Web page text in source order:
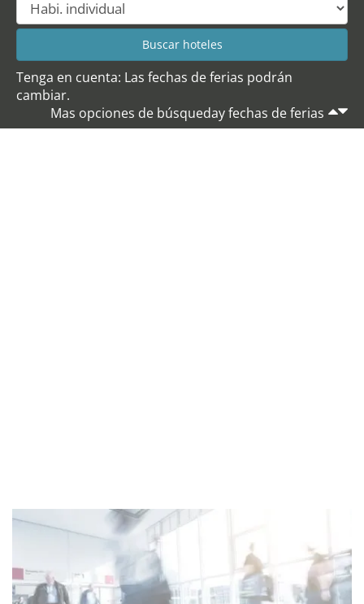
Tenga en cuenta: Las fechas de ferias podrán
cambiar.
Mas opciones de búsqueday fechas de ferias